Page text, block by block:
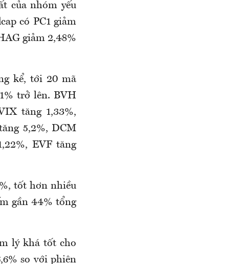
của nhóm yếu
có PC1 giảm
giảm 2,48%
kể, tới 20 mã
trở lên. BVH
tăng 1,33%,
5,2%, DCM
EVF tăng
tốt hơn nhiều
gần 44% tổng
lý khá tốt cho
so với phiên